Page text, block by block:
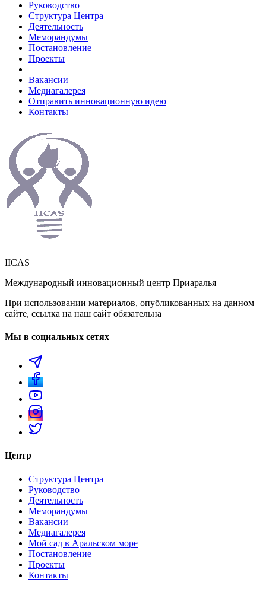
Руководство
Структура Центра
Деятельность
Меморандумы
Постановление
Проекты
Вакансии
Медиагалерея
Отправить инновационную идею
Контакты
IICAS
Международный инновационный центр Приаралья
При использовании материалов, опубликованных на данном
сайте, ссылка на наш сайт обязательна
Мы в социальных сетях
Центр
Структура Центра
Руководство
Деятельность
Меморандумы
Вакансии
Медиагалерея
Мой сад в Аральском море
Постановление
Проекты
Контакты